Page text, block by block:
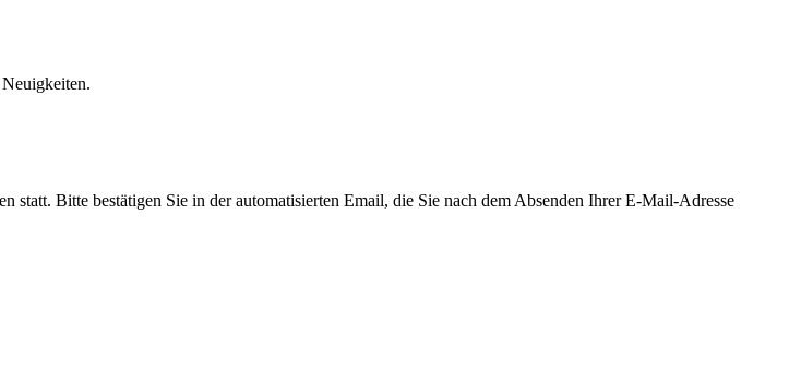
Bitte bestätigen Sie in der automatisierten Email, die Sie nach dem Absenden Ihrer E-Mail-Adresse